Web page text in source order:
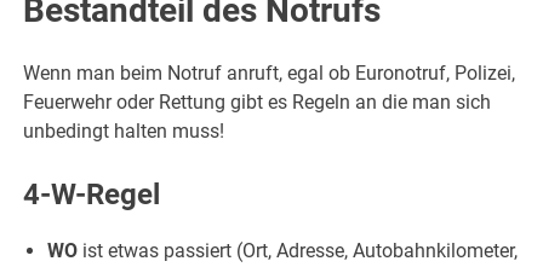
Bestandteil des Notrufs
Wenn man beim Notruf anruft, egal ob Euronotruf, Polizei,
Feuerwehr oder Rettung gibt es Regeln an die man sich
unbedingt halten muss!
4-W-Regel
WO ist etwas passiert (Ort, Adresse, Autobahnkilometer,